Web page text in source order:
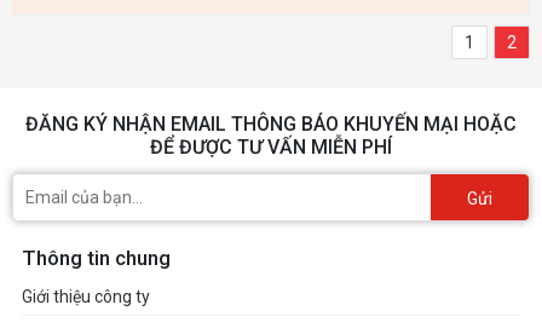
1 2
ĐĂNG KÝ NHẬN EMAIL THÔNG BÁO KHUYẾN MẠI HOẶC
ĐỂ ĐƯỢC TƯ VẤN MIỄN PHÍ
Gửi
Thông tin chung
Giới thiệu công ty